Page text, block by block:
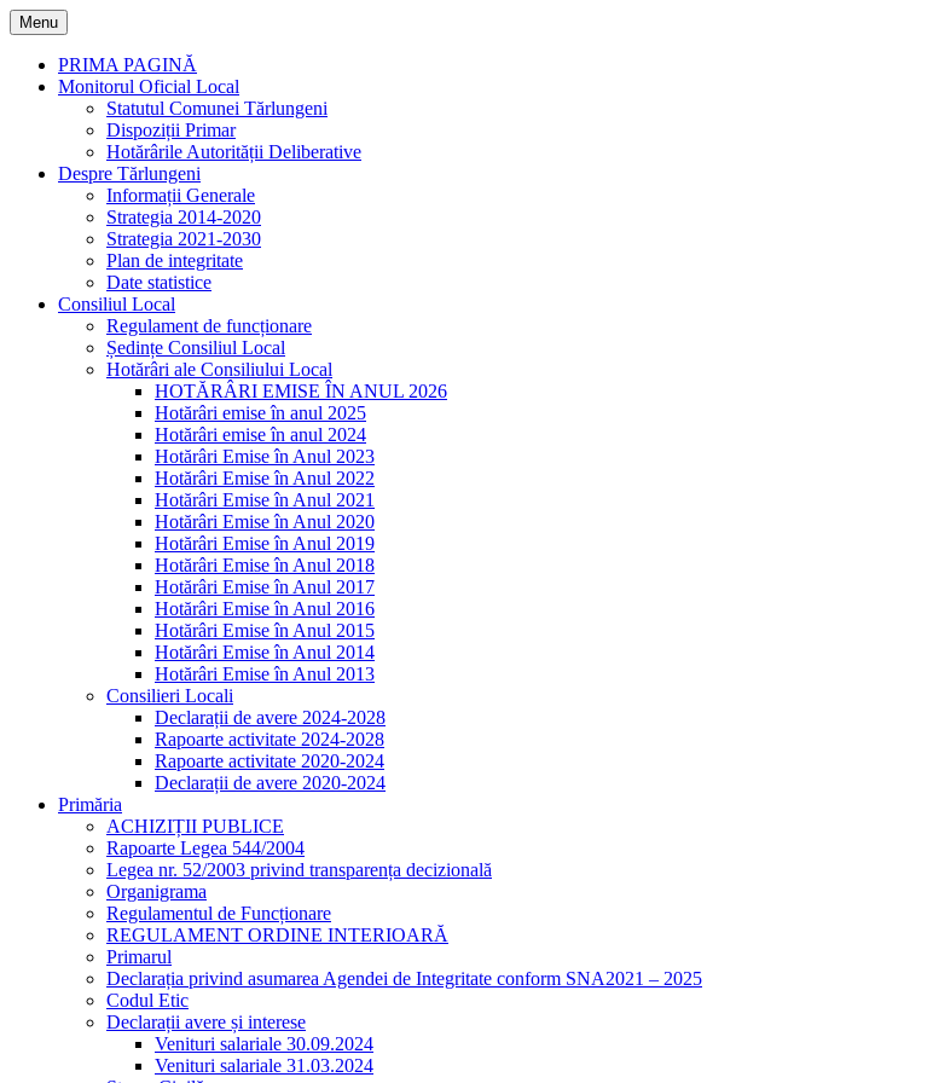
Skip
to
content
Menu
PRIMA PAGINĂ
Monitorul Oficial Local
Statutul Comunei Tărlungeni
Dispoziții Primar
Hotărârile Autorității Deliberative
Despre Tărlungeni
Informații Generale
Strategia 2014-2020
Strategia 2021-2030
Plan de integritate
Date statistice
Consiliul Local
Regulament de funcționare
Ședințe Consiliul Local
Hotărâri ale Consiliului Local
HOTĂRÂRI EMISE ÎN ANUL 2026
Hotărâri emise în anul 2025
Hotărâri emise în anul 2024
Hotărâri Emise în Anul 2023
Hotărâri Emise în Anul 2022
Hotărâri Emise în Anul 2021
Hotărâri Emise în Anul 2020
Hotărâri Emise în Anul 2019
Hotărâri Emise în Anul 2018
Hotărâri Emise în Anul 2017
Hotărâri Emise în Anul 2016
Hotărâri Emise în Anul 2015
Hotărâri Emise în Anul 2014
Hotărâri Emise în Anul 2013
Consilieri Locali
Declarații de avere 2024-2028
Rapoarte activitate 2024-2028
Rapoarte activitate 2020-2024
Declarații de avere 2020-2024
Primăria
ACHIZIȚII PUBLICE
Rapoarte Legea 544/2004
Legea nr. 52/2003 privind transparența decizională
Organigrama
Regulamentul de Funcționare
REGULAMENT ORDINE INTERIOARĂ
Primarul
Declarația privind asumarea Agendei de Integritate conform SNA2021 – 2025
Codul Etic
Declarații avere și interese
Venituri salariale 30.09.2024
Venituri salariale 31.03.2024